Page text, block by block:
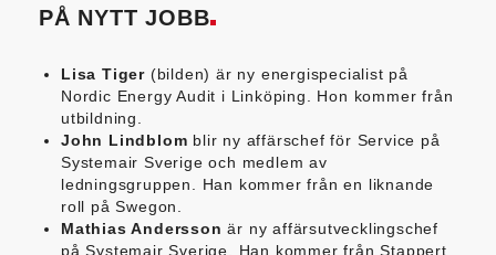
PÅ NYTT JOBB
Lisa Tiger (bilden) är ny energispecialist på
Nordic Energy Audit i Linköping. Hon kommer från
utbildning.
John Lindblom blir ny affärschef för Service på
Systemair Sverige och medlem av
ledningsgruppen. Han kommer från en liknande
roll på Swegon.
Mathias Andersson är ny affärsutvecklingschef
på Systemair Sverige. Han kommer från Stappert